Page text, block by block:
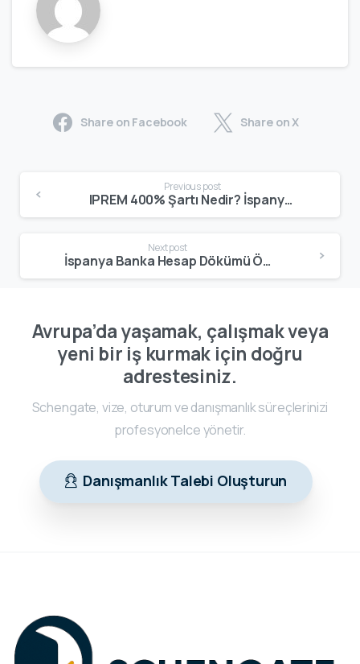
Share on Facebook Share on X
Previous post
IPREM 400% Şartı Nedir? İspanya Non Lucrative Visa İçin Maddi Yeterlilik Rehberi – 2026
Next post
İspanya Banka Hesap Dökümü Örneği: Vize Başvurusu İçin Gereken Format ve 2026 Kriterleri
Avrupa’da yaşamak, çalışmak veya
yeni bir iş kurmak için doğru
adrestesiniz.
Schengate, vize, oturum ve danışmanlık süreçlerinizi
profesyonelce yönetir.
Danışmanlık Talebi Oluşturun